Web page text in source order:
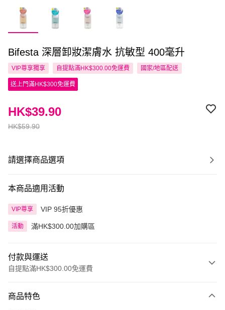
Bifesta 深層卸妝潔膚水 抗敏型 400毫升
VIP尊享獨享 自提點滿HK$300.00免運費 國家/地區配送
送上門滿HK$300免運費
HK$59.90
HK$39.90
請選擇商品選項
本商品適用活動
VIP尊享 VIP 95折優惠
活動 滿HK$300.00加購區
付款與運送
自提點滿HK$300.00免運費
信用卡
商品特色